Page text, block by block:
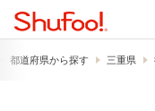
都道府県から探す 三重県